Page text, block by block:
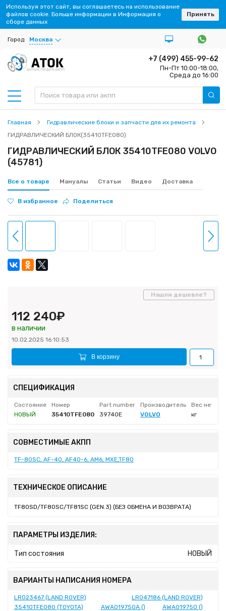
Город Москва
ЗАПЧАСТИ ДЛЯ АКПП
+7 (499) 455-99-62
Пн-Пт 10:00-18:00,
Среда до 16:00
Главная
Гидравлические блоки и запчасти для их ремонта
ГИДРАВЛИЧЕСКИЙ БЛОК(35410TFE080)
ГИДРАВЛИЧЕСКИЙ БЛОК 35410TFE080 VOLVO
(45781)
Все о товаре Мануалы Статьи Видео Доставка
В избранное Поделиться
112 240₽
в наличии
10.02.2025 16:10:53
В корзину
Нашли дешевле?
СПЕЦИФИКАЦИЯ
Состояние Номер Part number Производитель
Вес нетто
НОВЫЙ
35410TFE080 39740E VOLVO кг
СОВМЕСТИМЫЕ АКПП
TF-80SC, AF-40, AF40-6, AM6, MXE,TF80
ТЕХНИЧЕСКОЕ ОПИСАНИЕ
TF80SD/TF80SC/TF81SC (GEN.3) (БЕЗ ОБМЕНА И ВОЗВРАТА)
ПАРАМЕТРЫ ИЗДЕЛИЯ:
Тип состояния НОВЫЙ
ВАРИАНТЫ НАПИСАНИЯ НОМЕРА
LR023467 (LAND ROVER)
LR047186 (LAND ROVER)
35410TFE080 (TOYOTA)
AWA019750A ()
AWA019750 ()
Используя этот сайт, вы соглашаетесь на использование
файлов cookie. Больше информации в Информация о
сборе данных
Принять